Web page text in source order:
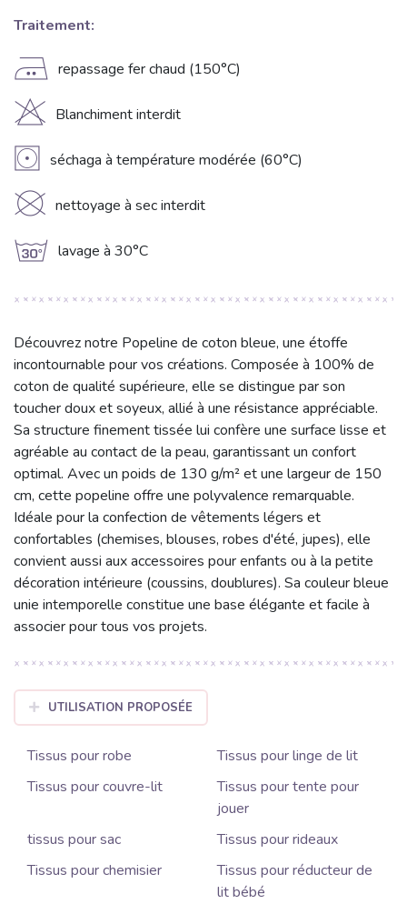
Traitement:
E repassage fer chaud (150°C)
H Blanchiment interdit
V séchaga à température modérée (60°C)
K nettoyage à sec interdit
g lavage à 30°C
Découvrez notre Popeline de coton bleue, une étoffe
incontournable pour vos créations. Composée à 100% de
coton de qualité supérieure, elle se distingue par son
toucher doux et soyeux, allié à une résistance appréciable.
Sa structure finement tissée lui confère une surface lisse et
agréable au contact de la peau, garantissant un confort
optimal. Avec un poids de 130 g/m² et une largeur de 150
cm, cette popeline offre une polyvalence remarquable.
Idéale pour la confection de vêtements légers et
confortables (chemises, blouses, robes d'été, jupes), elle
convient aussi aux accessoires pour enfants ou à la petite
décoration intérieure (coussins, doublures). Sa couleur bleue
unie intemporelle constitue une base élégante et facile à
associer pour tous vos projets.
UTILISATION PROPOSÉE
Tissus pour robe
Tissus pour linge de lit
Tissus pour couvre-lit
Tissus pour tente pour
jouer
tissus pour sac
Tissus pour rideaux
Tissus pour chemisier
Tissus pour réducteur de
lit bébé